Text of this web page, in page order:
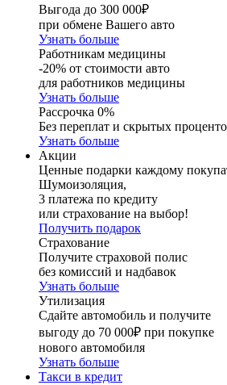
Выгода до 300 000₽
при обмене Вашего авто
Узнать больше
Работникам медицины
-20% от стоимости авто
для работников медицины
Узнать больше
Рассрочка 0%
Без переплат и скрытых
Узнать больше
Акции
Ценные подарки каждому
Шумоизоляция,
3 платежа по кредиту
или страхование на выбор!
Получить подарок
Страхование
Получите страховой полис
без комиссий и надбавок
Узнать больше
Утилизация
Сдайте автомобиль и получите
выгоду до 70 000₽ при покупке
нового автомобиля
Узнать больше
Такси в кредит